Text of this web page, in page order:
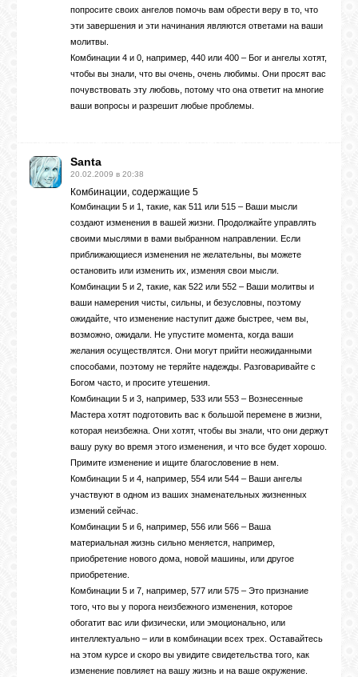
попросите своих ангелов помочь вам обрести веру в то, что
эти завершения и эти начинания являются ответами на ваши
молитвы.
Комбинации 4 и 0, например, 440 или 400 – Бог и ангелы хотят,
чтобы вы знали, что вы очень, очень любимы. Они просят вас
почувствовать эту любовь, потому что она ответит на многие
ваши вопросы и разрешит любые проблемы.
Santa
20.02.2009 в 20:38
Комбинации, содержащие 5
Комбинации 5 и 1, такие, как 511 или 515 – Ваши мысли
создают изменения в вашей жизни. Продолжайте управлять
своими мыслями в вами выбранном направлении. Если
приближающиеся изменения не желательны, вы можете
остановить или изменить их, изменяя свои мысли.
Комбинации 5 и 2, такие, как 522 или 552 – Ваши молитвы и
ваши намерения чисты, сильны, и безусловны, поэтому
ожидайте, что изменение наступит даже быстрее, чем вы,
возможно, ожидали. Не упустите момента, когда ваши
желания осуществлятся. Они могут прийти неожиданными
способами, поэтому не теряйте надежды. Разговаривайте с
Богом часто, и просите утешения.
Комбинации 5 и 3, например, 533 или 553 – Вознесенные
Мастера хотят подготовить вас к большой перемене в жизни,
которая неизбежна. Они хотят, чтобы вы знали, что они держут
вашу руку во время этого изменения, и что все будет хорошо.
Примите изменение и ищите благословение в нем.
Комбинации 5 и 4, например, 554 или 544 – Ваши ангелы
участвуют в одном из ваших знаменательных жизненных
измений сейчас.
Комбинации 5 и 6, например, 556 или 566 – Ваша
материальная жизнь сильно меняется, например,
приобретение нового дома, новой машины, или другое
приобретение.
Комбинации 5 и 7, например, 577 или 575 – Это признание
того, что вы у порога неизбежного изменения, которое
обогатит вас или физически, или эмоционально, или
интеллектуально – или в комбинации всех трех. Оставайтесь
на этом курсе и скоро вы увидите свидетельства того, как
изменение повлияет на вашу жизнь и на ваше окружение.